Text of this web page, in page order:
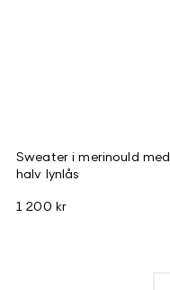
Sweater i merinould med
halv lynlås
1 200 kr